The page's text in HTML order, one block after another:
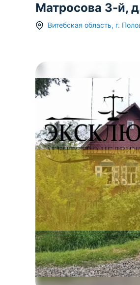
Матросова 3-й,
Витебская область, г.